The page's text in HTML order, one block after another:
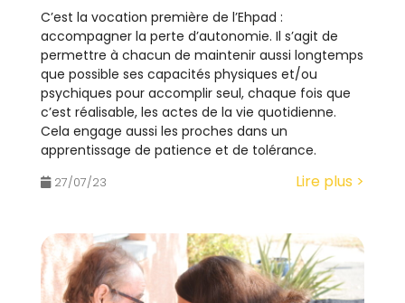
C’est la vocation première de l’Ehpad :
accompagner la perte d’autonomie. Il s’agit de
permettre à chacun de maintenir aussi longtemps
que possible ses capacités physiques et/ou
psychiques pour accomplir seul, chaque fois que
c’est réalisable, les actes de la vie quotidienne.
Cela engage aussi les proches dans un
apprentissage de patience et de tolérance.
27/07/23 Lire plus >